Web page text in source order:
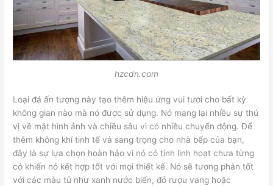
hzcdn.com
Loại đá ấn tượng này tạo thêm hiệu ứng vui tươi cho bất kỳ
không gian nào mà nó được sử dụng. Nó mang lại nhiều sự thú
vị về mặt hình ảnh và chiều sâu vì có nhiều chuyển động. Để
thêm không khí tinh tế và sang trọng cho nhà bếp của bạn,
đây là sự lựa chọn hoàn hảo vì nó có tính linh hoạt chưa từng
có khiến nó kết hợp tốt với mọi thiết kế. Nó sẽ tương phản tốt
với các màu tủ như xanh nước biển, đỏ rượu vang hoặc